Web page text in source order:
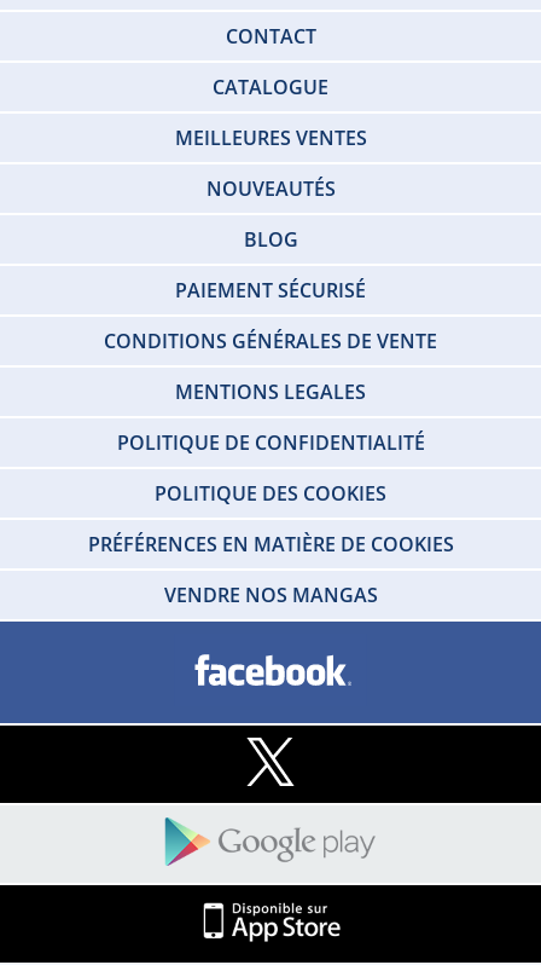
CONTACT
CATALOGUE
MEILLEURES VENTES
NOUVEAUTÉS
BLOG
PAIEMENT SÉCURISÉ
CONDITIONS GÉNÉRALES DE VENTE
MENTIONS LEGALES
POLITIQUE DE CONFIDENTIALITÉ
POLITIQUE DES COOKIES
PRÉFÉRENCES EN MATIÈRE DE COOKIES
VENDRE NOS MANGAS